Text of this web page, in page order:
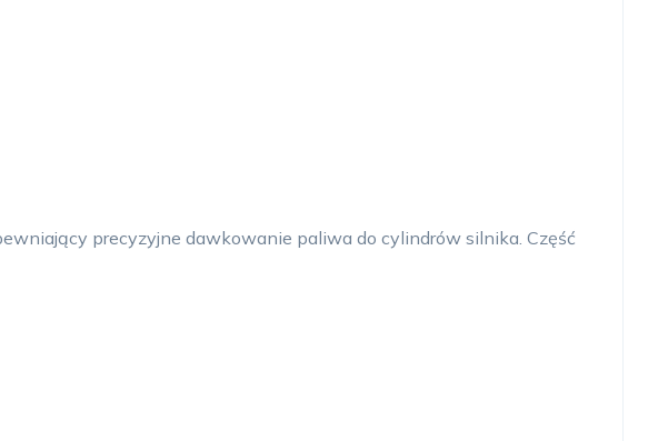
precyzyjne dawkowanie paliwa do cylindrów silnika. Część